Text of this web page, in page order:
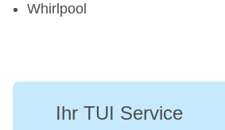
Whirlpool
Ihr TUI Service